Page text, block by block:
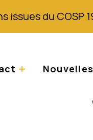
issues du COSP